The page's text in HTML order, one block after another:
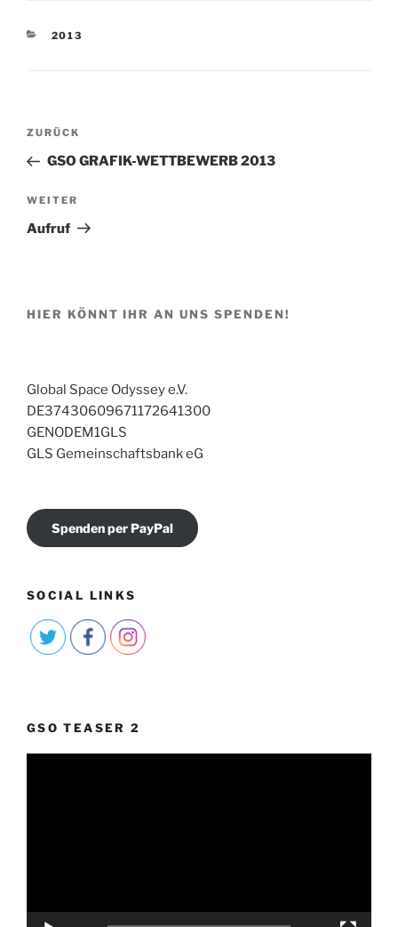
KATEGORIEN
2013
Beitragsnavigation
Vorheriger
Beitrag
ZURÜCK
GSO GRAFIK-WETTBEWERB 2013
Nächster
Beitrag
WEITER
Aufruf
HIER KÖNNT IHR AN UNS SPENDEN!
Global Space Odyssey e.V.
DE37430609671172641300
GENODEM1GLS
GLS Gemeinschaftsbank eG
Spenden per PayPal
SOCIAL LINKS
GSO TEASER 2